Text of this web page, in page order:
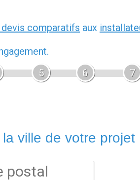
devis comparatifs aux
5 6 7
ville de votre projet